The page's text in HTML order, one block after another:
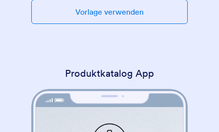
Vorlage verwenden
Produktkatalog App